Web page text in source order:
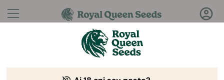
Întrebări?Răspunsuri!